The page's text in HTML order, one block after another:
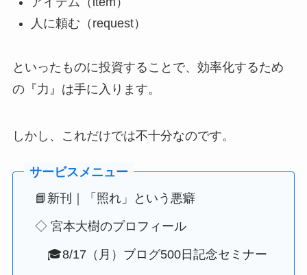
人に頼む（ request）
といったものに投資することで、効率化するため
の『力』は手に入ります。
しかし、これだけでは不十分なのです。
📘新刊｜「照れ」という悪癖
◇ 宮本大樹のプロフィール
🎓8/17（月）ブログ500日記念セミナー